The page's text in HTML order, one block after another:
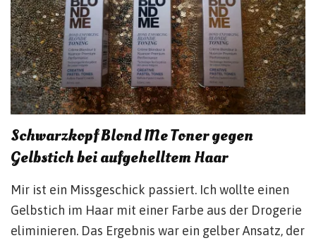
Schwarzkopf Blond Me Toner gegen
Gelbstich bei aufgehelltem Haar
Mir ist ein Missgeschick passiert. Ich wollte einen
Gelbstich im Haar mit einer Farbe aus der Drogerie
eliminieren. Das Ergebnis war ein gelber Ansatz, der